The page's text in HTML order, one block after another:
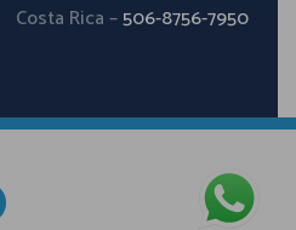
Costa Rica –506-8756-7950